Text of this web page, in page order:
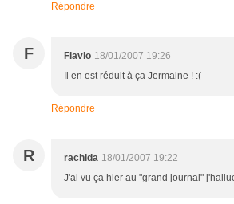
Répondre
F Flavio 18/01/2007 19:26
Il en est réduit à ça Jermaine ! :(
Répondre
R rachida 18/01/2007 19:22
J'ai vu ça hier au "grand journal"